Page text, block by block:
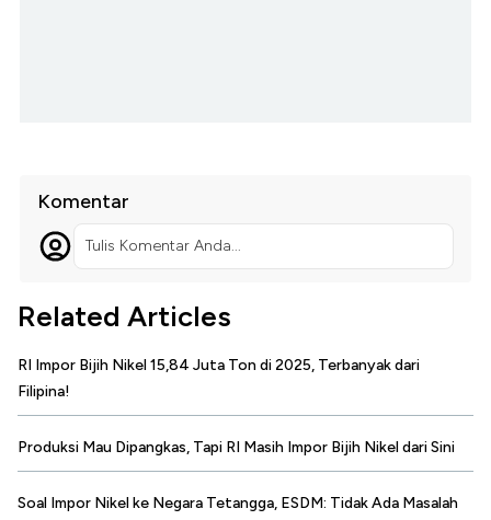
Komentar
Tulis Komentar Anda...
Related Articles
RI Impor Bijih Nikel 15,84 Juta Ton di 2025, Terbanyak dari
Filipina!
Produksi Mau Dipangkas, Tapi RI Masih Impor Bijih Nikel dari Sini
Soal Impor Nikel ke Negara Tetangga, ESDM: Tidak Ada Masalah